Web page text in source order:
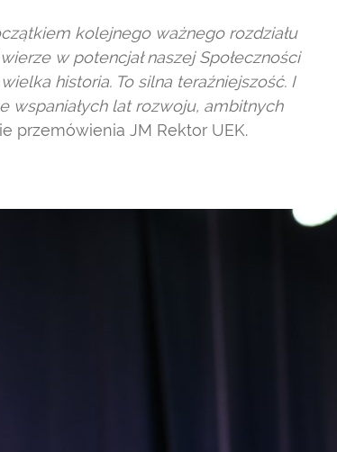
kolejnego ważnego rozdziału
w potencjał naszej Społeczności
historia. To silna teraźniejszość. I
wspaniałych lat rozwoju, ambitnych
przemówienia JM Rektor UEK.